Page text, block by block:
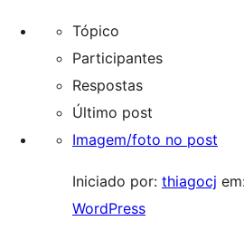
Tópico
Participantes
Respostas
Último post
Imagem/foto no post
Iniciado por: thiagocj
WordPress